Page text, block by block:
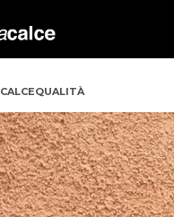
CALCEQUALITÀ